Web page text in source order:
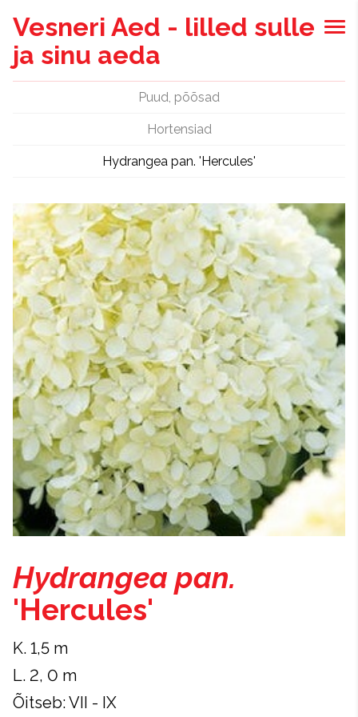
Vesneri Aed - lilled sulle
ja sinu aeda
Puud, põõsad
Hortensiad
Hydrangea pan. 'Hercules'
Hydrangea pan.
'Hercules'
K. 1,5 m
L. 2, 0 m
Õitseb: VII - IX